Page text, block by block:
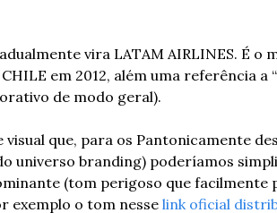
vira LATAM AIRLINES. É o
em 2012, além uma referência a
de modo geral).
que, para os Pantonicamente
universo branding) poderíamos
(tom perigoso que facilmente
exemplo o tom nesse link oficial